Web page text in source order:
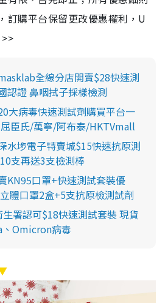
訂購平台保留更改優惠權利，U
全線分店開賣$28快速測
認證 鼻咽拭子採樣檢測
大病毒快速測試劑購買平台一
臣氏/萬寧/阿布泰/HKTVmall
水埗電子特賣城$15快速抗原測
支再送3支檢測棒
KN95口罩+快速測試套裝優
體口罩2盒+5支抗原檢測試劑
生署認可$18快速測試套裝 現貨
Omicron病毒